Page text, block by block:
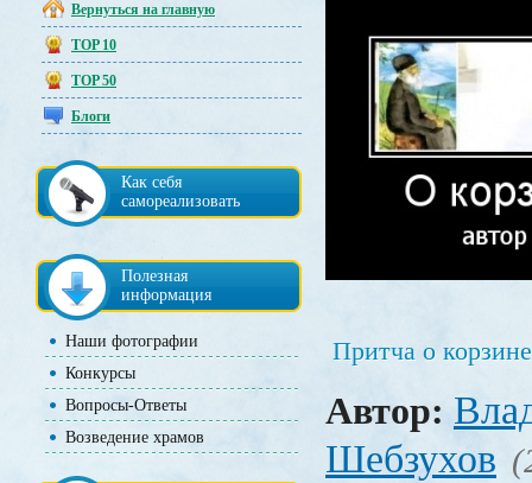
Вернуться на главную
TOP 10
TOP 50
Блоги
Как себя
самореализовать
Полезная
информация
Наши фотографии
Конкурсы
Вопросы-Ответы
Возведение храмов
Притча о
Автор:
Шебзухов